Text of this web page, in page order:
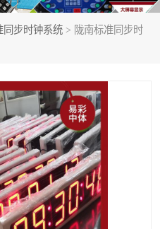
同步时钟系统 > 陇南标准同步时
游泳馆水下摄影采集救生